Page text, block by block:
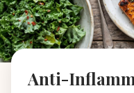
Anti-